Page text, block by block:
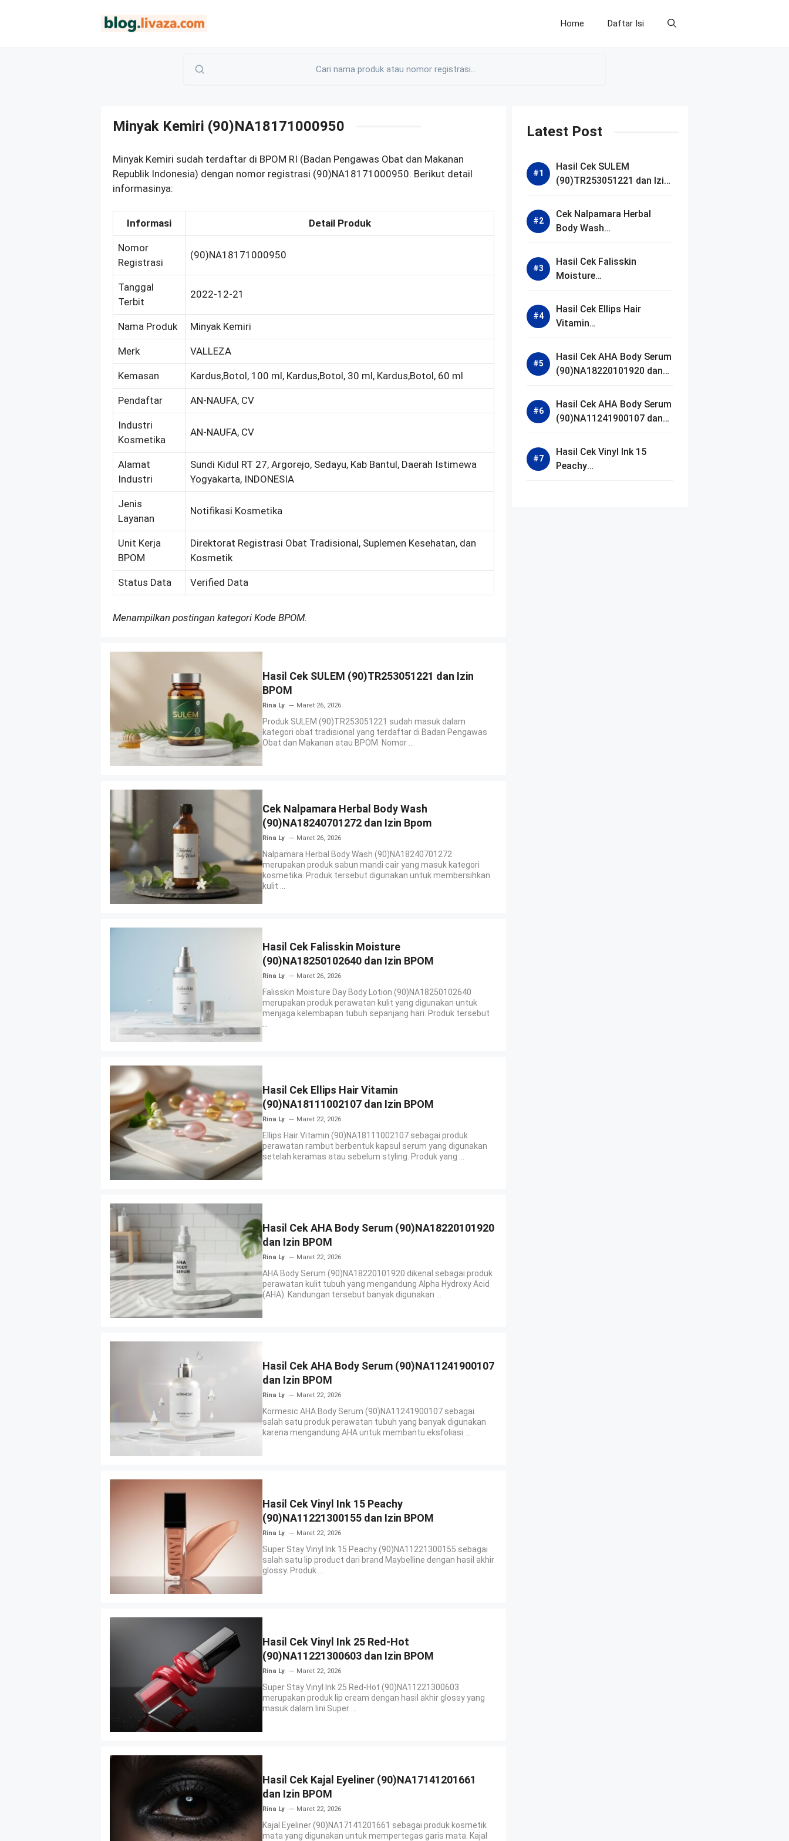
Home Daftar Isi
Minyak Kemiri (90)NA18171000950
Minyak Kemiri sudah terdaftar di BPOM RI (Badan Pengawas Obat dan Makanan
Republik Indonesia) dengan nomor registrasi (90)NA18171000950. Berikut detail
informasinya:
Informasi Detail Produk
Nomor
Registrasi
(90)NA18171000950
Tanggal
Terbit
2022-12-21
Nama Produk Minyak Kemiri
Merk VALLEZA
Kemasan Kardus,Botol, 100 ml, Kardus,Botol, 30 ml, Kardus,Botol, 60 ml
Pendaftar AN-NAUFA, CV
Industri
Kosmetika
AN-NAUFA, CV
Alamat
Industri
Sundi Kidul RT 27, Argorejo, Sedayu, Kab Bantul, Daerah Istimewa
Yogyakarta, INDONESIA
Jenis
Layanan
Notifikasi Kosmetika
Unit Kerja
BPOM
Direktorat Registrasi Obat Tradisional, Suplemen Kesehatan, dan
Kosmetik
Status Data Verified Data
Menampilkan postingan kategori Kode BPOM.
Hasil Cek SULEM (90)TR253051221 dan Izin
BPOM
Rina Ly Maret 26, 2026
Produk SULEM (90)TR253051221 sudah masuk dalam
kategori obat tradisional yang terdaftar di Badan Pengawas
Obat dan Makanan atau BPOM. Nomor ...
Cek Nalpamara Herbal Body Wash
(90)NA18240701272 dan Izin Bpom
Rina Ly Maret 26, 2026
Nalpamara Herbal Body Wash (90)NA18240701272
merupakan produk sabun mandi cair yang masuk kategori
kosmetika. Produk tersebut digunakan untuk membersihkan
kulit ...
Hasil Cek Falisskin Moisture
(90)NA18250102640 dan Izin BPOM
Rina Ly Maret 26, 2026
Falisskin Moisture Day Body Lotion (90)NA18250102640
merupakan produk perawatan kulit yang digunakan untuk
menjaga kelembapan tubuh sepanjang hari. Produk tersebut
Hasil Cek Ellips Hair Vitamin
(90)NA18111002107 dan Izin BPOM
Rina Ly Maret 22, 2026
Ellips Hair Vitamin (90)NA18111002107 sebagai produk
perawatan rambut berbentuk kapsul serum yang digunakan
setelah keramas atau sebelum styling. Produk yang ...
Hasil Cek AHA Body Serum (90)NA18220101920
dan Izin BPOM
Rina Ly Maret 22, 2026
AHA Body Serum (90)NA18220101920 dikenal sebagai produk
perawatan kulit tubuh yang mengandung Alpha Hydroxy Acid
(AHA). Kandungan tersebut banyak digunakan ...
Hasil Cek AHA Body Serum (90)NA11241900107
dan Izin BPOM
Rina Ly Maret 22, 2026
Kormesic AHA Body Serum (90)NA11241900107 sebagai
salah satu produk perawatan tubuh yang banyak digunakan
karena mengandung AHA untuk membantu eksfoliasi ...
Hasil Cek Vinyl Ink 15 Peachy
(90)NA11221300155 dan Izin BPOM
Rina Ly Maret 22, 2026
Super Stay Vinyl Ink 15 Peachy (90)NA11221300155 sebagai
salah satu lip product dari brand Maybelline dengan hasil akhir
glossy. Produk ...
Hasil Cek Vinyl Ink 25 Red-Hot
(90)NA11221300603 dan Izin BPOM
Rina Ly Maret 22, 2026
Super Stay Vinyl Ink 25 Red-Hot (90)NA11221300603
merupakan produk lip cream dengan hasil akhir glossy yang
masuk dalam lini Super ...
Hasil Cek Kajal Eyeliner (90)NA17141201661
dan Izin BPOM
Rina Ly Maret 22, 2026
Kajal Eyeliner (90)NA17141201661 sebagai produk kosmetik
mata yang digunakan untuk mempertegas garis mata. Kajal
Latest Post
Hasil Cek SULEM
(90)TR253051221 dan Izin
Cek Nalpamara Herbal
Body Wash
Izin Bpom
Hasil Cek Falisskin
Moisture
Izin BPOM
Hasil Cek Ellips Hair
Vitamin
Izin BPOM
Hasil Cek AHA Body Serum
(90)NA18220101920 dan
Hasil Cek AHA Body Serum
(90)NA11241900107 dan
Hasil Cek Vinyl Ink 15
Peachy